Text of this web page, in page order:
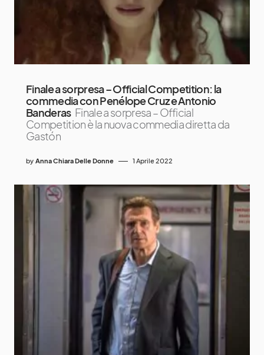
Finale a sorpresa – Official Competition: la
commedia con Penélope Cruz e Antonio
Banderas Finale a sorpresa – Official
Competition è la nuova commedia diretta da
Gastón
by Anna Chiara Delle Donne 1 Aprile 2022